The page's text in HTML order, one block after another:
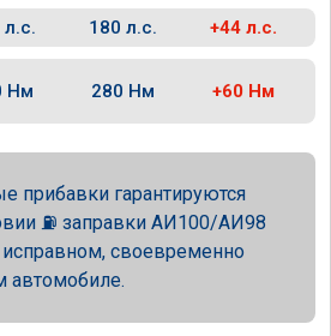
л.с. 180 л.с. +44 л.с.
Нм 280 Нм +60 Нм
прибавки гарантируются
⛽ заправки АИ100/АИ98
своевременно
автомобиле.